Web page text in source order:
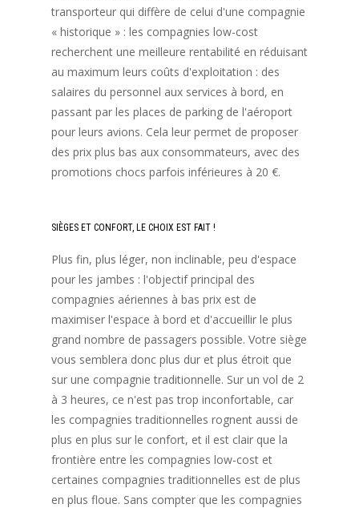
transporteur qui diffère de celui d'une compagnie
« historique » : les compagnies low-cost
recherchent une meilleure rentabilité en réduisant
au maximum leurs coûts d'exploitation : des
salaires du personnel aux services à bord, en
passant par les places de parking de l'aéroport
pour leurs avions. Cela leur permet de proposer
des prix plus bas aux consommateurs, avec des
promotions chocs parfois inférieures à 20 €.
SIÈGES ET CONFORT, LE CHOIX EST FAIT !
Plus fin, plus léger, non inclinable, peu d'espace
pour les jambes : l'objectif principal des
compagnies aériennes à bas prix est de
maximiser l'espace à bord et d'accueillir le plus
grand nombre de passagers possible. Votre siège
vous semblera donc plus dur et plus étroit que
sur une compagnie traditionnelle. Sur un vol de 2
à 3 heures, ce n'est pas trop inconfortable, car
les compagnies traditionnelles rognent aussi de
plus en plus sur le confort, et il est clair que la
frontière entre les compagnies low-cost et
certaines compagnies traditionnelles est de plus
en plus floue. Sans compter que les compagnies